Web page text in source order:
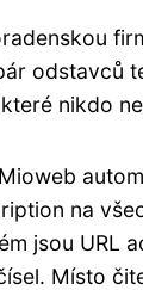
odstavců
nikdo
na
jsou URL
Místo